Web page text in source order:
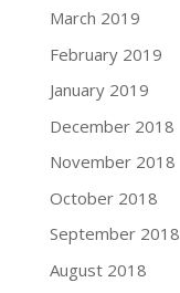
March 2019
February 2019
January 2019
December 2018
November 2018
October 2018
September 2018
August 2018